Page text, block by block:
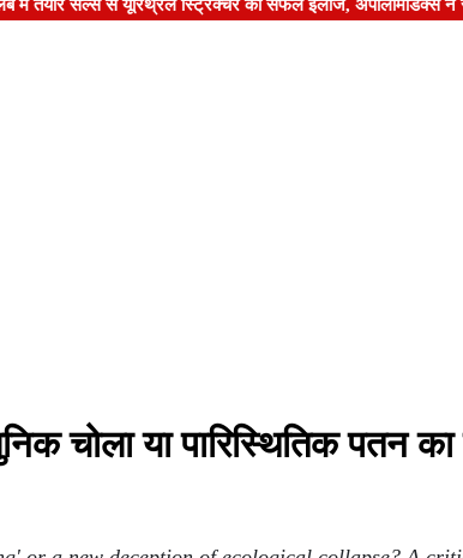
चोला या पारिस्थितिक पतन